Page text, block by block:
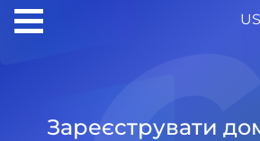
Зареєструвати